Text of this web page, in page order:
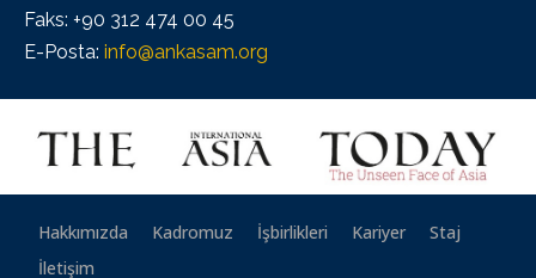
Faks: +90 312 474 00 45
E-Posta: info@ankasam.org
Hakkımızda Kadromuz İşbirlikleri Kariyer
Staj
İletişim